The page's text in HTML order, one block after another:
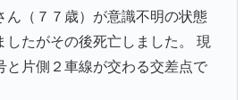
ん（７７歳）が意識不明の状態
したがその後死亡しました。 現
と片側２車線が交わる交差点で